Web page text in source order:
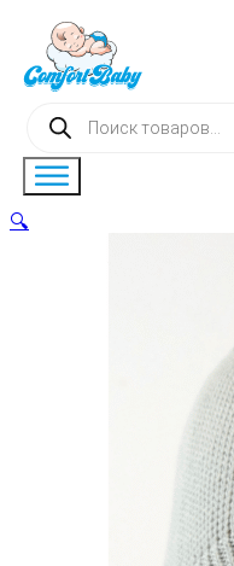
Поиск
товаров
🔍